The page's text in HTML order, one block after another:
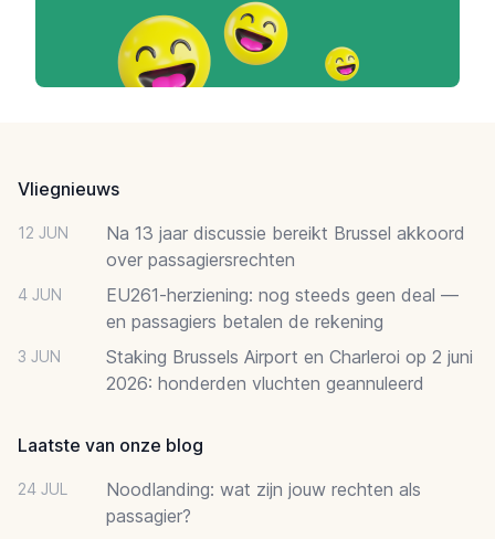
Vliegnieuws
12 JUN
Na 13 jaar discussie bereikt Brussel akkoord
over passagiersrechten
4 JUN
EU261-herziening: nog steeds geen deal —
en passagiers betalen de rekening
3 JUN
Staking Brussels Airport en Charleroi op 2 juni
2026: honderden vluchten geannuleerd
Laatste van onze blog
24 JUL
Noodlanding: wat zijn jouw rechten als
passagier?